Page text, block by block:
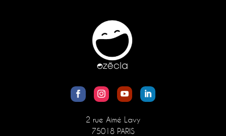
2 rue Aimé Lavy
75018 PARIS